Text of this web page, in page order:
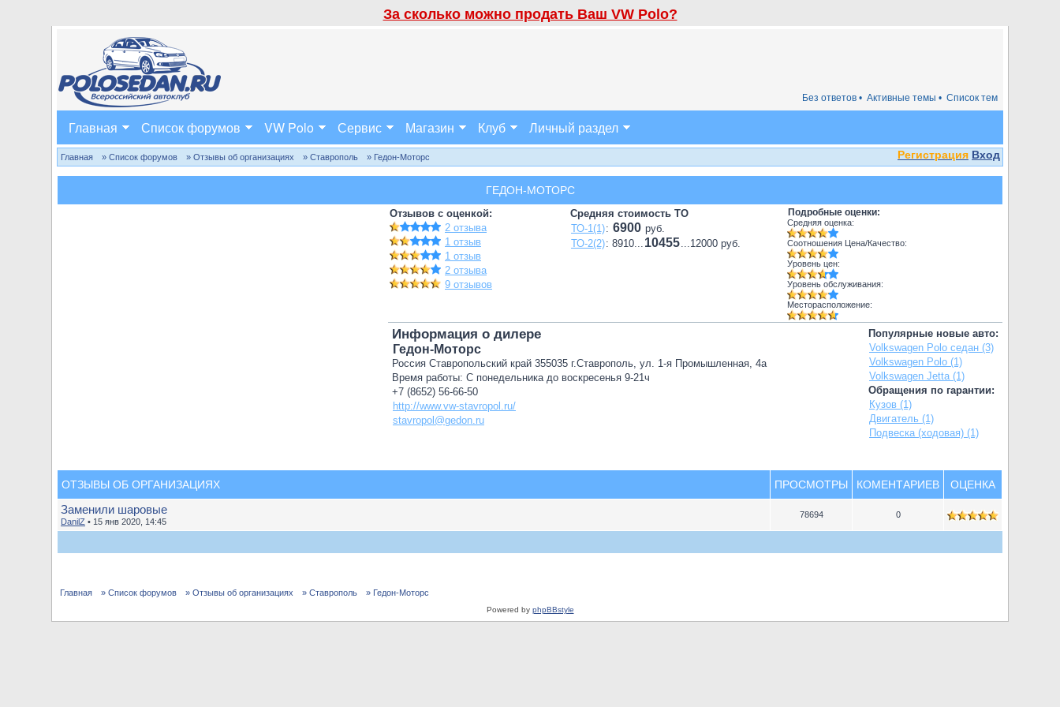
За сколько можно продать Ваш VW Polo?
Список тем
Активные темы •
Без ответов •
Главная Список форумов VW Polo Сервис Магазин Клуб Личный раздел
Регистрация Вход
Главная » Список форумов » Отзывы об организациях » Ставрополь » Гедон-Моторс
ГЕДОН-МОТОРС
Отзывов с оценкой:
2 отзыва
1 отзыв
1 отзыв
2 отзыва
9 отзывов
Средняя стоимость ТО
ТО-1(1): 6900 руб.
ТО-2(2): 8910... 10455...12000 руб.
Подробные оценки:
Средняя оценка:
Соотношения Цена/Качество:
Уровень цен:
Уровень обслуживания:
Месторасположение:
Популярные новые авто:
Volkswagen Polo седан (3)
Volkswagen Polo (1)
Volkswagen Jetta (1)
Обращения по гарантии:
Кузов (1)
Двигатель (1)
Подвеска (ходовая) (1)
Информация о дилере
Гедон-Моторс
Россия Ставропольский край 355035 г.Ставрополь, ул. 1-я Промышленная, 4а
Время работы: С понедельника до воскресенья 9-21ч
+7 (8652) 56-66-50
http://www.vw-stavropol.ru/
stavropol@gedon.ru
ОТЗЫВЫ ОБ ОРГАНИЗАЦИЯХ ПРОСМОТРЫ КОМЕНТАРИЕВ ОЦЕНКА
Заменили шаровые
DanilZ • 15 янв 2020, 14:45
78694 0
Главная » Список форумов » Отзывы об организациях » Ставрополь » Гедон-Моторс
Powered by phpBBstyle